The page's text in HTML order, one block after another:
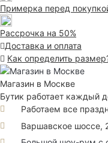
Примерка перед
Рассрочка на 50%
Доставка и оплата
Как определить
Магазин в Москве
Бутик работает каждый
Работаем все
Варшавское шоссе,